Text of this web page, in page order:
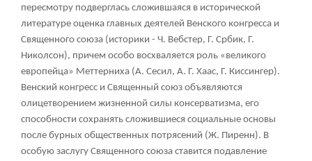
пересмотру подверглась сложившаяся в исторической
литературе оценка главных деятелей Венского конгресса и
Священного союза (историки - Ч. Вебстер, Г. Србик, Г.
Николсон), причем особо восхваляется роль «великого
европейца» Меттерниха (А. Сесил, А. Г. Хаас, Г. Киссингер).
Венский конгресс и Священный союз объявляются
олицетворением жизненной силы консерватизма, его
способности сохранять сложившиеся социальные основы
после бурных общественных потрясений (Ж. Пиренн). В
особую заслугу Священного союза ставится подавление